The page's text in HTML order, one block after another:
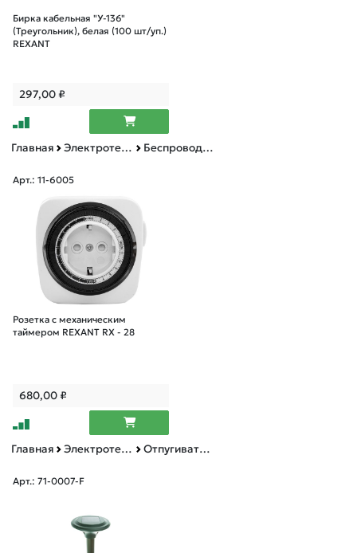
Бирка кабельная "У-136"
(Треугольник), белая (100 шт/уп.)
REXANT
297,00₽
Главная Электротехническая продукция Беспроводные системы управления
Арт.: 11-6005
Розетка с механическим
таймером REXANT RX - 28
680,00₽
Главная Электротехническая продукция Отпугиватели уничтожители
Арт.: 71-0007-F